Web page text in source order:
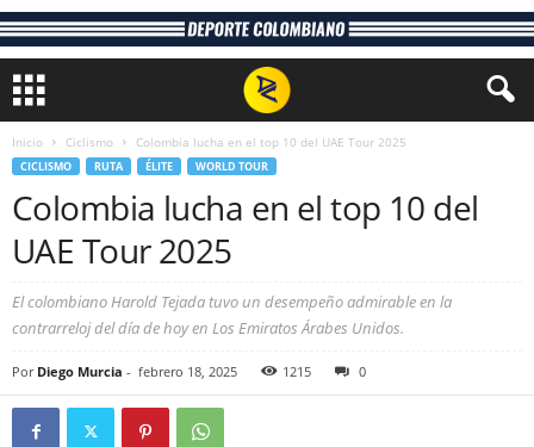
Inicio Ciclismo Colombia lucha en el top 10 del UAE Tour 2025
CICLISMO RUTA ÉLITE WORLD TOUR
Colombia lucha en el top 10 del
UAE Tour 2025
El colombiano Harold Tejada tuvo un desempeño admirable en la
contrarreloj del día de hoy en Los Emiratos Árabes Unidos.
Por Diego Murcia - febrero 18, 2025 1215 0